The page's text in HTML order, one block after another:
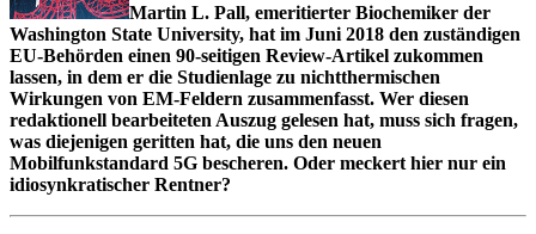
Martin L. Pall, emeritierter Biochemiker der
Washington State University, hat im Juni 2018 den zuständigen
EU-Behörden einen 90-seitigen Review-Artikel zukommen
lassen, in dem er die Studienlage zu nichtthermischen
Wirkungen von EM-Feldern zusammenfasst. Wer diesen
redaktionell bearbeiteten Auszug gelesen hat, muss sich fragen,
was diejenigen geritten hat, die uns den neuen
Mobilfunkstandard 5G bescheren. Oder meckert hier nur ein
idiosynkratischer Rentner?